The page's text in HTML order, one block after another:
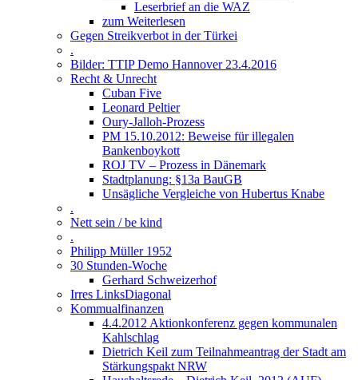
Leserbrief an die WAZ
zum Weiterlesen
Gegen Streikverbot in der Türkei
.
Bilder: TTIP Demo Hannover 23.4.2016
Recht & Unrecht
Cuban Five
Leonard Peltier
Oury-Jalloh-Prozess
PM 15.10.2012: Beweise für illegalen
Bankenboykott
ROJ TV – Prozess in Dänemark
Stadtplanung: §13a BauGB
Unsägliche Vergleiche von Hubertus Knabe
.
Nett sein / be kind
.
Philipp Müller 1952
30 Stunden-Woche
Gerhard Schweizerhof
Irres LinksDiagonal
Kommualfinanzen
4.4.2012 Aktionkonferenz gegen kommunalen
Kahlschlag
Dietrich Keil zum Teilnahmeantrag der Stadt am
Stärkungspakt NRW